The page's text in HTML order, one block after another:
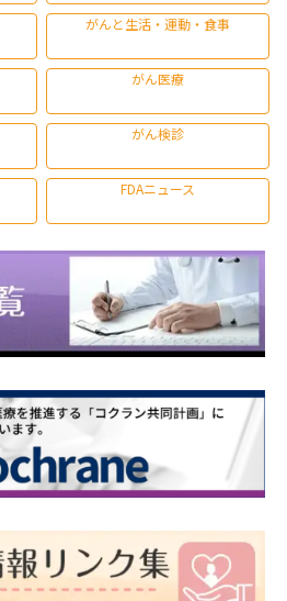
がんと生活・運動・食事
がん医療
がん検診
FDAニュース